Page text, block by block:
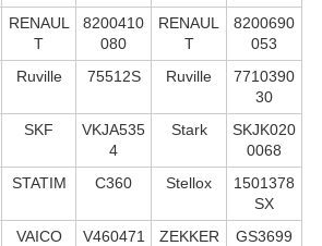
RENAUL
T
8200410
080
RENAUL
T
8200690
053
Ruville 75512S Ruville
7710390
30
SKF
VKJA535
4
Stark
SKJK020
0068
STATIM C360 Stellox
1501378
SX
VAICO V460471
ZEKKER
GS3699